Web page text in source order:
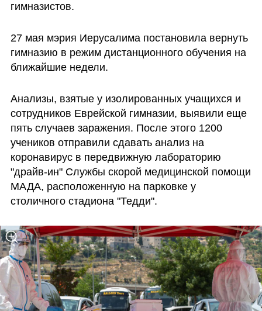
гимназистов.
27 мая мэрия Иерусалима постановила вернуть
гимназию в режим дистанционного обучения на
ближайшие недели.
Анализы, взятые у изолированных учащихся и
сотрудников Еврейской гимназии, выявили еще
пять случаев заражения. После этого 1200
учеников отправили сдавать анализ на
коронавирус в передвижную лабораторию
"драйв-ин" Службы скорой медицинской помощи
МАДА, расположенную на парковке у
столичного стадиона "Тедди".